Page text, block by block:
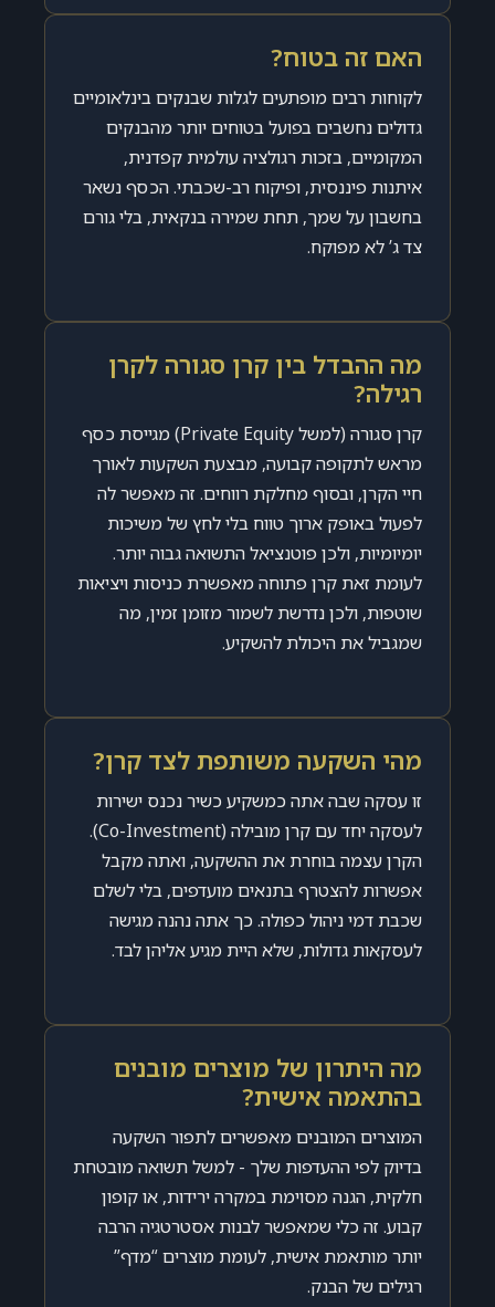
האם זה בטוח?
לקוחות רבים מופתעים לגלות שבנקים בינלאומיים
גדולים נחשבים בפועל בטוחים יותר מהבנקים
המקומיים, בזכות רגולציה עולמית קפדנית,
איתנות פיננסית, ופיקוח רב-שכבתי. הכסף נשאר
בחשבון על שמך, תחת שמירה בנקאית, בלי גורם
צד ג’ לא מפוקח.
מה ההבדל בין קרן סגורה לקרן
רגילה?
קרן סגורה (למשל Private Equity) מגייסת כסף
מראש לתקופה קבועה, מבצעת השקעות לאורך
חיי הקרן, ובסוף מחלקת רווחים. זה מאפשר לה
לפעול באופק ארוך טווח בלי לחץ של משיכות
יומיומיות, ולכן פוטנציאל התשואה גבוה יותר.
לעומת זאת קרן פתוחה מאפשרת כניסות ויציאות
שוטפות, ולכן נדרשת לשמור מזומן זמין, מה
שמגביל את היכולת להשקיע.
מהי השקעה משותפת לצד קרן?
זו עסקה שבה אתה כמשקיע כשיר נכנס ישירות
לעסקה יחד עם קרן מובילה (Co-Investment).
הקרן עצמה בוחרת את ההשקעה, ואתה מקבל
אפשרות להצטרף בתנאים מועדפים, בלי לשלם
שכבת דמי ניהול כפולה. כך אתה נהנה מגישה
לעסקאות גדולות, שלא היית מגיע אליהן לבד.
מה היתרון של מוצרים מובנים
בהתאמה אישית?
המוצרים המובנים מאפשרים לתפור השקעה
בדיוק לפי ההעדפות שלך - למשל תשואה מובטחת
חלקית, הגנה מסוימת במקרה ירידות, או קופון
קבוע. זה כלי שמאפשר לבנות אסטרטגיה הרבה
יותר מותאמת אישית, לעומת מוצרים “מדף”
רגילים של הבנק.